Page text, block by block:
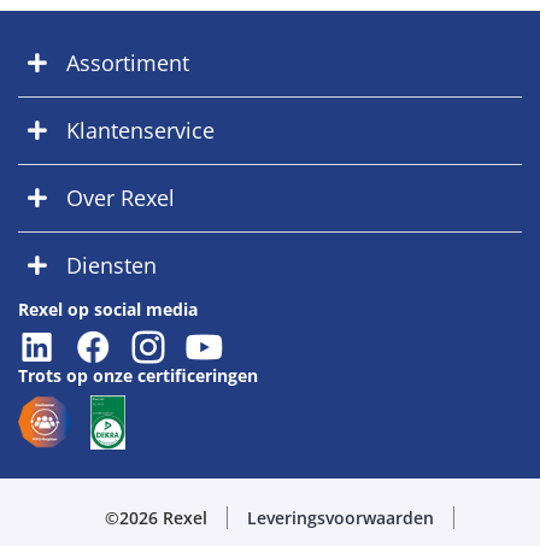
Assortiment
Klantenservice
Over Rexel
Diensten
Rexel op social media
Trots op onze certificeringen
©2026 Rexel Leveringsvoorwaarden